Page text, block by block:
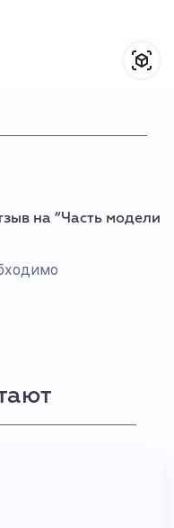
на “Часть модели